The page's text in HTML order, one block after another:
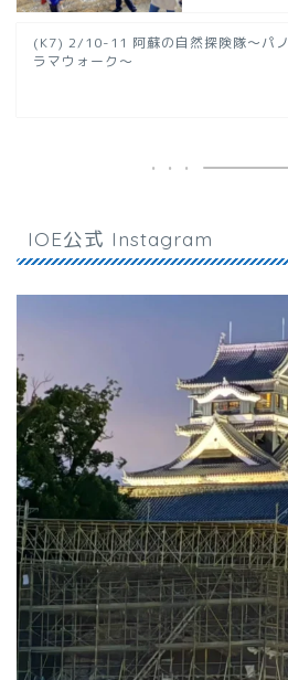
(K7) 2/10-11 阿蘇の自然探険隊～パノ
ラマウォーク～
IOE公式 Instagram